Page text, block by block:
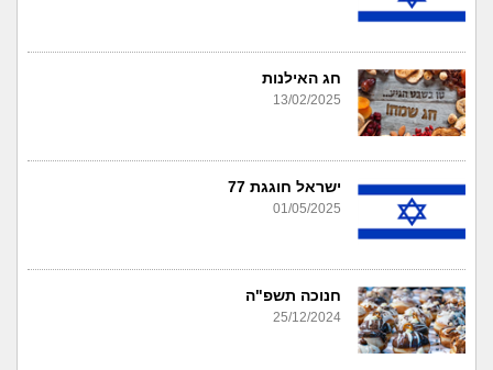
חג האילנות
13/02/2025
ישראל חוגגת 77
01/05/2025
חנוכה תשפ"ה
25/12/2024